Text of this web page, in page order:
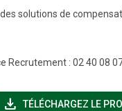
solutions de
Recrutement : 02 40 08
file_download TÉLÉCHARGEZ LE